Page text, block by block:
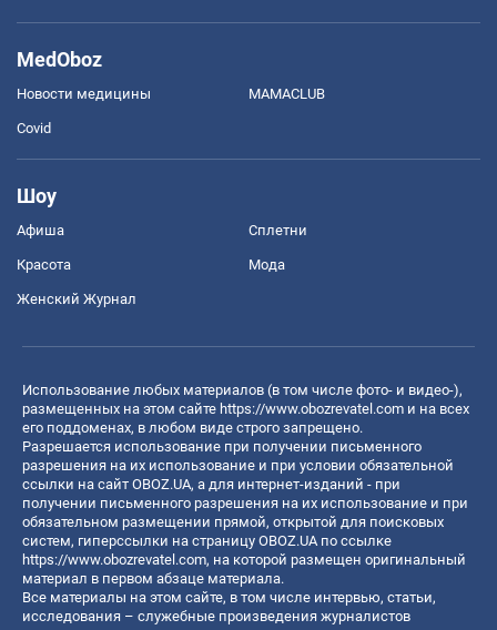
MedOboz
Новости медицины MAMACLUB
Covid
Шоу
Афиша Сплетни
Красота Мода
Женский Журнал
Использование любых материалов (в том числе фото- и видео-),
размещенных на этом сайте https://www.obozrevatel.com и на всех
его поддоменах, в любом виде строго запрещено.
Разрешается использование при получении письменного
разрешения на их использование и при условии обязательной
ссылки на сайт OBOZ.UA, а для интернет-изданий - при
получении письменного разрешения на их использование и при
обязательном размещении прямой, открытой для поисковых
систем, гиперссылки на страницу OBOZ.UA по ссылке
https://www.obozrevatel.com, на которой размещен оригинальный
материал в первом абзаце материала.
Все материалы на этом сайте, в том числе интервью, статьи,
исследования – служебные произведения журналистов